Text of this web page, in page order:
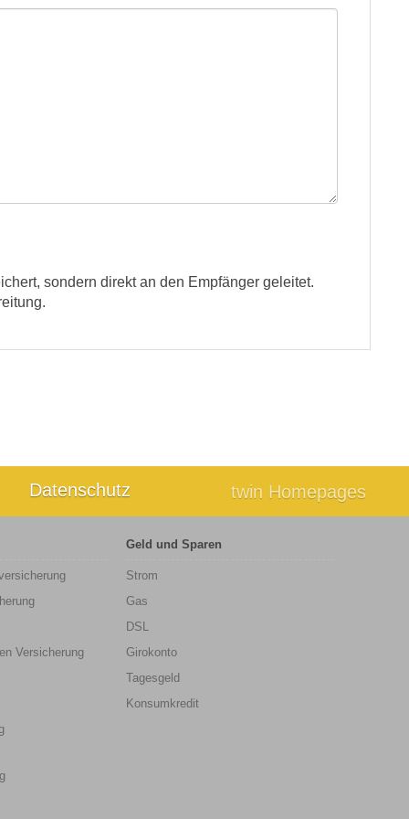
sondern direkt an den Empfänger geleitet.
Datenschutz twin Homepages
Versicherung
Geld und Sparen
Strom
Gas
DSL
Girokonto
Tagesgeld
Konsumkredit